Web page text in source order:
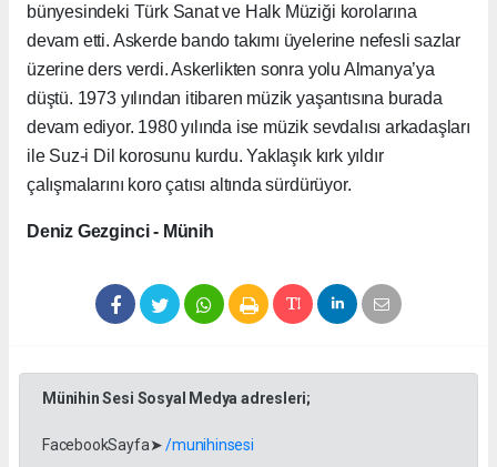
bünyesindeki Türk Sanat ve Halk Müziği korolarına
devam etti. Askerde bando takımı üyelerine nefesli sazlar
üzerine ders verdi. Askerlikten sonra yolu Almanya’ya
düştü. 1973 yılından itibaren müzik yaşantısına burada
devam ediyor. 1980 yılında ise müzik sevdalısı arkadaşları
ile Suz-i Dil korosunu kurdu. Yaklaşık kırk yıldır
çalışmalarını koro çatısı altında sürdürüyor.
Deniz Gezginci - Münih
Münihin Sesi Sosyal Medya adresleri;
FacebookSayfa➤/munihinsesi